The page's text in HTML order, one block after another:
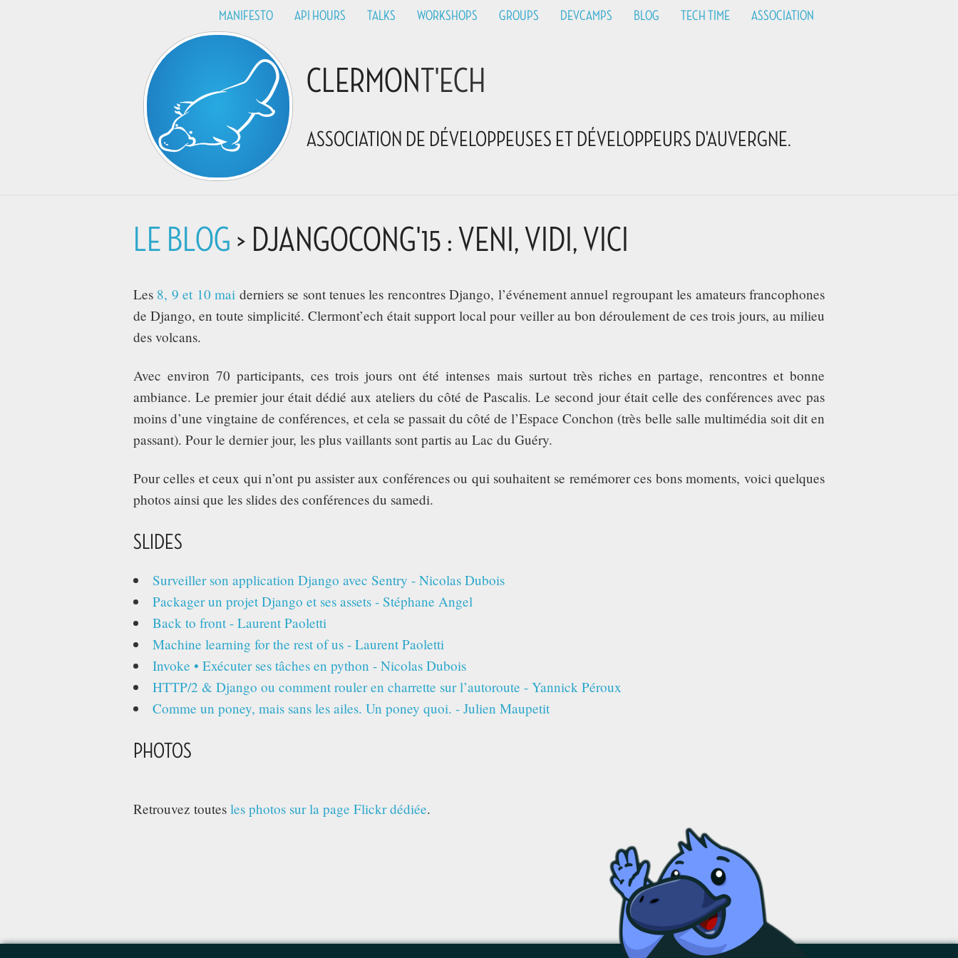
MANIFESTO API HOURS TALKS WORKSHOPS GROUPS DEVCAMPS BLOG TECH TIME ASSOCIATION
CLERMON T'ECH
ASSOCIATION DE DÉVELOPPEUSES ET DÉVELOPPEURS D'AUVERGNE.
LE BLOG > DJANGOCONG'15 : VENI, VIDI, VICI
Les 8, 9 et 10 mai derniers se sont tenues les rencontres Django, l’événement annuel regroupant les amateurs francophones
de Django, en toute simplicité. Clermont’ech était support local pour veiller au bon déroulement de ces trois jours, au milieu
des volcans.
Avec environ 70 participants, ces trois jours ont été intenses mais surtout très riches en partage, rencontres et bonne
ambiance. Le premier jour était dédié aux ateliers du côté de Pascalis. Le second jour était celle des conférences avec pas
moins d’une vingtaine de conférences, et cela se passait du côté de l’Espace Conchon (très belle salle multimédia soit dit en
passant). Pour le dernier jour, les plus vaillants sont partis au Lac du Guéry.
Pour celles et ceux qui n’ont pu assister aux conférences ou qui souhaitent se remémorer ces bons moments, voici quelques
photos ainsi que les slides des conférences du samedi.
SLIDES
Surveiller son application Django avec Sentry - Nicolas Dubois
Packager un projet Django et ses assets - Stéphane Angel
Back to front - Laurent Paoletti
Machine learning for the rest of us - Laurent Paoletti
Invoke • Exécuter ses tâches en python - Nicolas Dubois
HTTP/2 & Django ou comment rouler en charrette sur l’autoroute - Yannick Péroux
Comme un poney, mais sans les ailes. Un poney quoi. - Julien Maupetit
PHOTOS
Retrouvez toutes les photos sur la page Flickr dédiée.